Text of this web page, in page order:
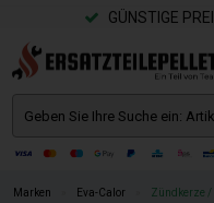
GÜNSTIGE
Marken Eva-Calor Zündkerze /